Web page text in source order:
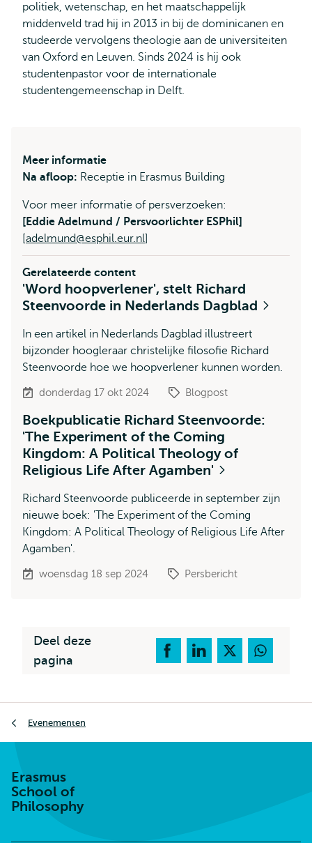
politiek, wetenschap, en het maatschappelijk
middenveld trad hij in 2013 in bij de dominicanen en
studeerde vervolgens theologie aan de universiteiten
van Oxford en Leuven. Sinds 2024 is hij ook
studentenpastor voor de internationale
studentengemeenschap in Delft.
Meer informatie
Na afloop: Receptie in Erasmus Building
Voor meer informatie of persverzoeken:
[Eddie Adelmund / Persvoorlichter ESPhil]
[adelmund@esphil.eur.nl]
Gerelateerde content
'Word hoopverlener', stelt Richard
Steenvoorde in Nederlands Dagblad
In een artikel in Nederlands Dagblad illustreert
bijzonder hoogleraar christelijke filosofie Richard
Steenvoorde hoe we hoopverlener kunnen worden.
donderdag 17 okt 2024 Blogpost
Boekpublicatie Richard Steenvoorde:
'The Experiment of the Coming
Kingdom: A Political Theology of
Religious Life After Agamben'
Richard Steenvoorde publiceerde in september zijn
nieuwe boek: 'The Experiment of the Coming
Kingdom: A Political Theology of Religious Life After
Agamben'.
woensdag 18 sep 2024 Persbericht
Deel deze
pagina
Evenementen
Erasmus
School of
Philosophy